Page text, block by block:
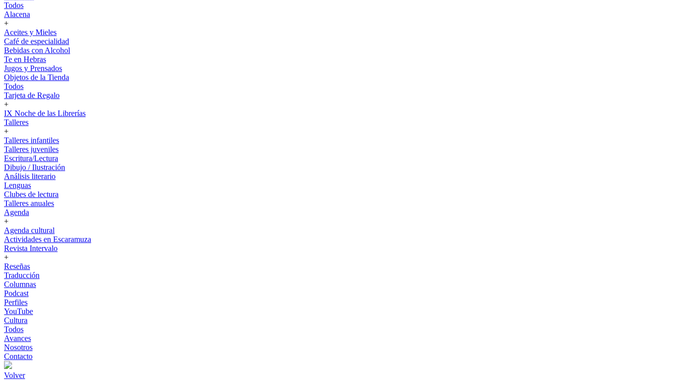
Todos
Alacena
+
Aceites y Mieles
Café de especialidad
Bebidas con Alcohol
Te en Hebras
Jugos y Prensados
Objetos de la Tienda
Todos
Tarjeta de Regalo
+
IX Noche de las Librerías
Talleres
+
Talleres infantiles
Talleres juveniles
Escritura/Lectura
Dibujo / Ilustración
Análisis literario
Lenguas
Clubes de lectura
Talleres anuales
Agenda
+
Agenda cultural
Actividades en Escaramuza
Revista Intervalo
+
Reseñas
Traducción
Columnas
Podcast
Perfiles
YouTube
Cultura
Todos
Avances
Nosotros
Contacto
Volver